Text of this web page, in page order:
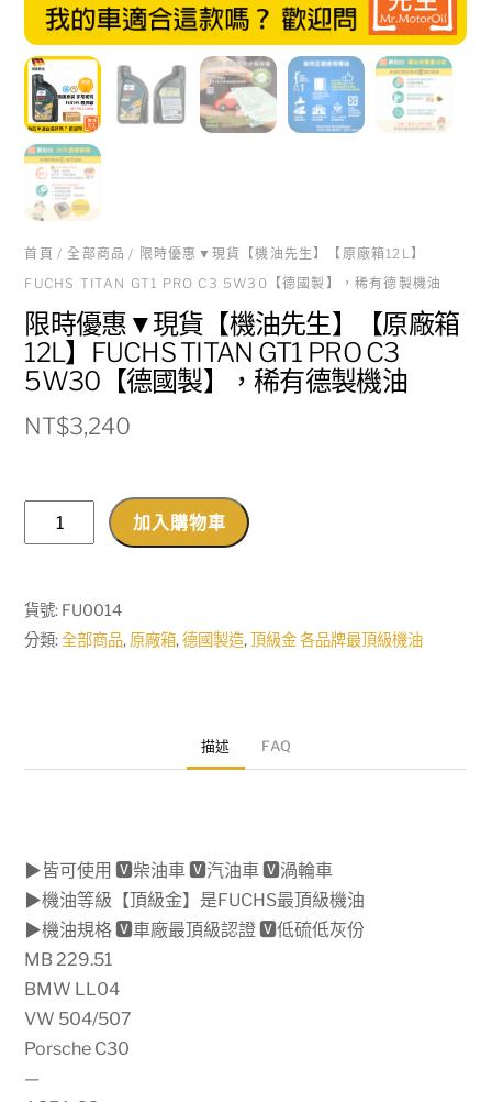
首頁 /全部商品 / 限時優惠▼現貨【機油先生】【原廠箱12L】
FUCHS TITAN GT1 PRO C3 5W30【德國製】，稀有德製機油
限時優惠▼現貨【機油先生】【原廠箱
12L】FUCHS TITAN GT1 PRO C3
5W30【德國製】，稀有德製機油
NT$3,240
時
惠
▼
廠
箱
12L】
FUCHS
TITAN
GT1
PRO
C3
加入購物車
貨號: FU0014
分類:全部商品, 原廠箱,德國製造,頂級金 各品牌最頂級機油
描述 FAQ
▶皆可使用 🆅柴油車 🆅汽油車 🆅渦輪車
▶機油等級【頂級金】是FUCHS最頂級機油
▶機油規格 🆅車廠最頂級認證 🆅低硫低灰份
MB 229.51
BMW LL04
VW 504/507
Porsche C30
—